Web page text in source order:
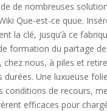
de nombreuses
Que-est-ce quue.
la clé, jusqu’à ce
formation du partage
chez nous, à piles et
durées. Une luxueuse
conditions de recours,
efficaces pour